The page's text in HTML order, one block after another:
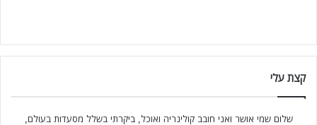
קצת עלי
שלום שמי אושר ואני חובב קולינריה ואוכל, ביקרתי בשלל מסעדות בעולם,